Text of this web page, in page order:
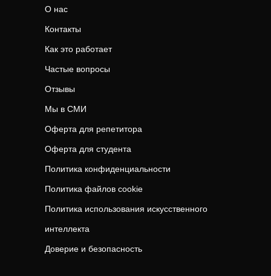
О нас
Контакты
Как это работает
Частые вопросы
Отзывы
Мы в СМИ
Оферта для репетитора
Оферта для студента
Политика конфиденциальности
Политика файлов cookie
Политика использования искусственного
интеллекта
Доверие и безопасность